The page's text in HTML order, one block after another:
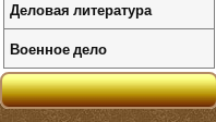
Деловая литература
Военное дело